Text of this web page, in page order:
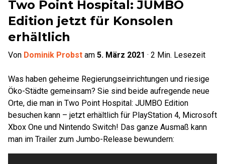
Two Point Hospital: JUMBO
Edition jetzt für Konsolen
erhältlich
Von Dominik Probst am 5. März 2021 · 2 Min. Lesezeit
Was haben geheime Regierungseinrichtungen und riesige
Öko-Städte gemeinsam? Sie sind beide aufregende neue
Orte, die man in Two Point Hospital: JUMBO Edition
besuchen kann – jetzt erhältlich für PlayStation 4, Microsoft
Xbox One und Nintendo Switch! Das ganze Ausmaß kann
man im Trailer zum Jumbo-Release bewundern: